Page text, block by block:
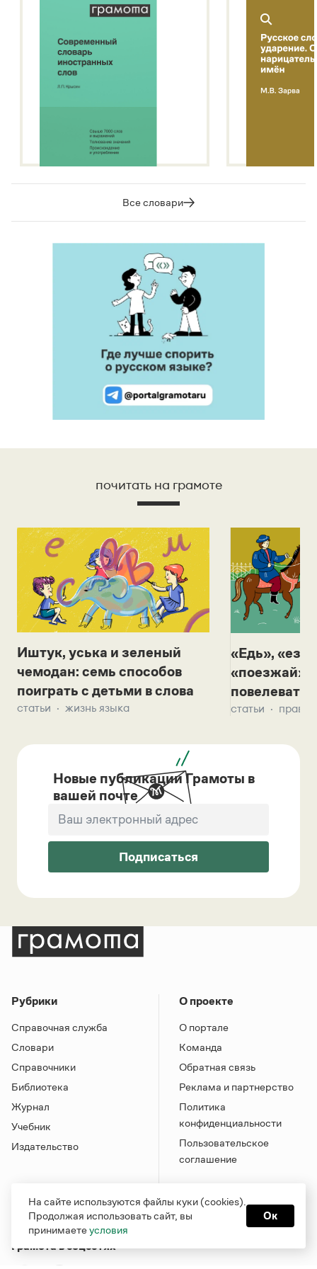
Все словари
почитать на грамоте
Иштук, уська и зеленый
чемодан: семь способов
поиграть с детьми в слова
статьи жизнь языка
«Едь»,
«поезжай»?
повелевать
статьи
Новые публикации Грамоты в
вашей почте
Подписаться
Рубрики
Справочная служба
Словари
Справочники
Библиотека
Журнал
Учебник
Издательство
О проекте
О портале
Команда
Обратная связь
Реклама и партнерство
Политика
конфиденциальности
Пользовательское
соглашение
Грамота в соцсетях
На сайте используются файлы куки (cookies).
Продолжая использовать сайт, вы
принимаетеусловия
Ок